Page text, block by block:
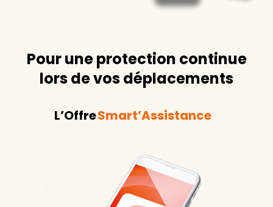
Pour une protection continue
lors de vos déplacements
L’OffreSmart’Assistance